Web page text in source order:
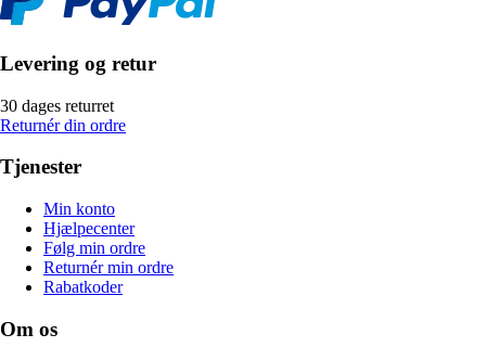
Levering og retur
30 dages returret
Returnér din ordre
Tjenester
Min konto
Hjælpecenter
Følg min ordre
Returnér min ordre
Rabatkoder
Om os